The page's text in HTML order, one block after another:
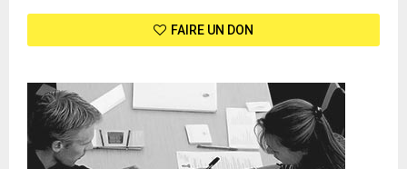
FAIRE UN DON